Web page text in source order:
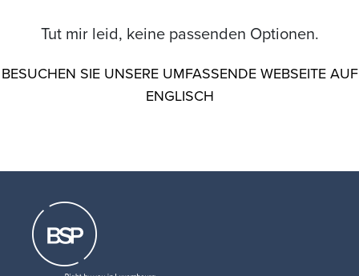
Tut mir leid, keine passenden Optionen.
BESUCHEN SIE UNSERE UMFASSENDE WEBSEITE AUF
ENGLISCH